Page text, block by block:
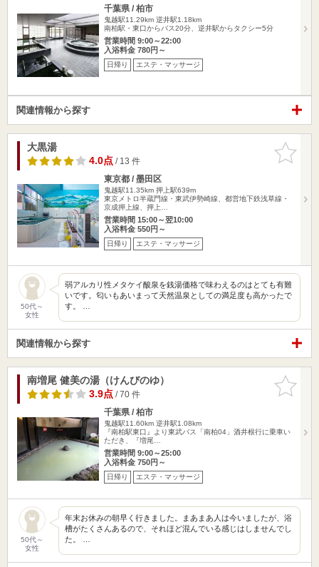
千葉県 / 柏市
鬼越駅11.29km 逆井駅1.18km
南柏駅・東口からバス20分、逆井駅からタクシー5分
営業時間 9:00～22:00
入浴料金 780円～
日帰り エステ・マッサージ
関連情報から探す
お気に入
りに追加
大黒湯
4.0点/ 13 件
東京都 / 墨田区
鬼越駅11.35km 押上駅639m
東京メトロ半蔵門線・東武伊勢崎線、都営地下鉄浅草線・
京成押上線、押上…
営業時間 15:00～翌10:00
入浴料金 550円～
日帰り エステ・マッサージ
50代～
女性
弱アルカリ性メタケイ酸泉を銭湯価格で味わえるのはとても有難
いです。匂いもあいまって天然温泉としての満足度も高かったで
す。 …
関連情報から探す
お気に入
りに追加
南増尾 健美の湯（けんびのゆ）
3.9点/ 70 件
千葉県 / 柏市
鬼越駅11.60km 逆井駅1.08km
『南柏駅東口』より東武バス「南柏04」酒井根行に乗車い
ただき、『増尾…
営業時間 9:00～25:00
入浴料金 750円～
日帰り エステ・マッサージ
50代～
女性
年末お休みの朝早く行きました。まあまあ人は今いましたが、浴
槽がたくさんあるので、それほど混んでいる感じはしませんでし
た。 …